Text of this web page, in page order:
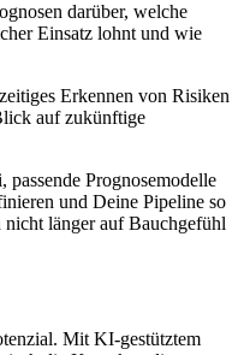
darüber, welche
Einsatz lohnt und wie
Erkennen von Risiken
auf zukünftige
passende Prognosemodelle
und Deine Pipeline so
nicht länger auf Bauchgefühl
Mit KI-gestütztem